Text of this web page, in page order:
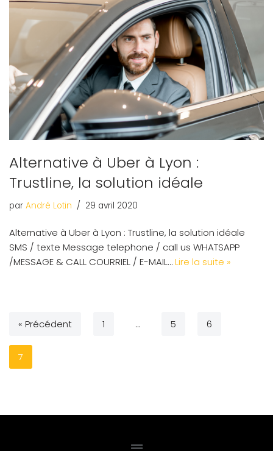
Alternative à Uber à Lyon :
Trustline, la solution idéale
par André Lotin 29 avril 2020
Alternative à Uber à Lyon : Trustline, la solution idéale
SMS / texte Message telephone / call us WHATSAPP
/MESSAGE & CALL COURRIEL / E-MAIL…Lire la suite »
« Précédent 1 … 5 6
7